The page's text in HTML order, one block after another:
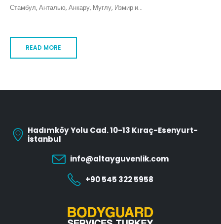
Стамбул, Анталью, Анкару, Муглу, Измир и...
READ MORE
Hadımköy Yolu Cad. 10-13 Kıraç-Esenyurt-
İstanbul
info@altayguvenlik.com
+90 545 322 5958